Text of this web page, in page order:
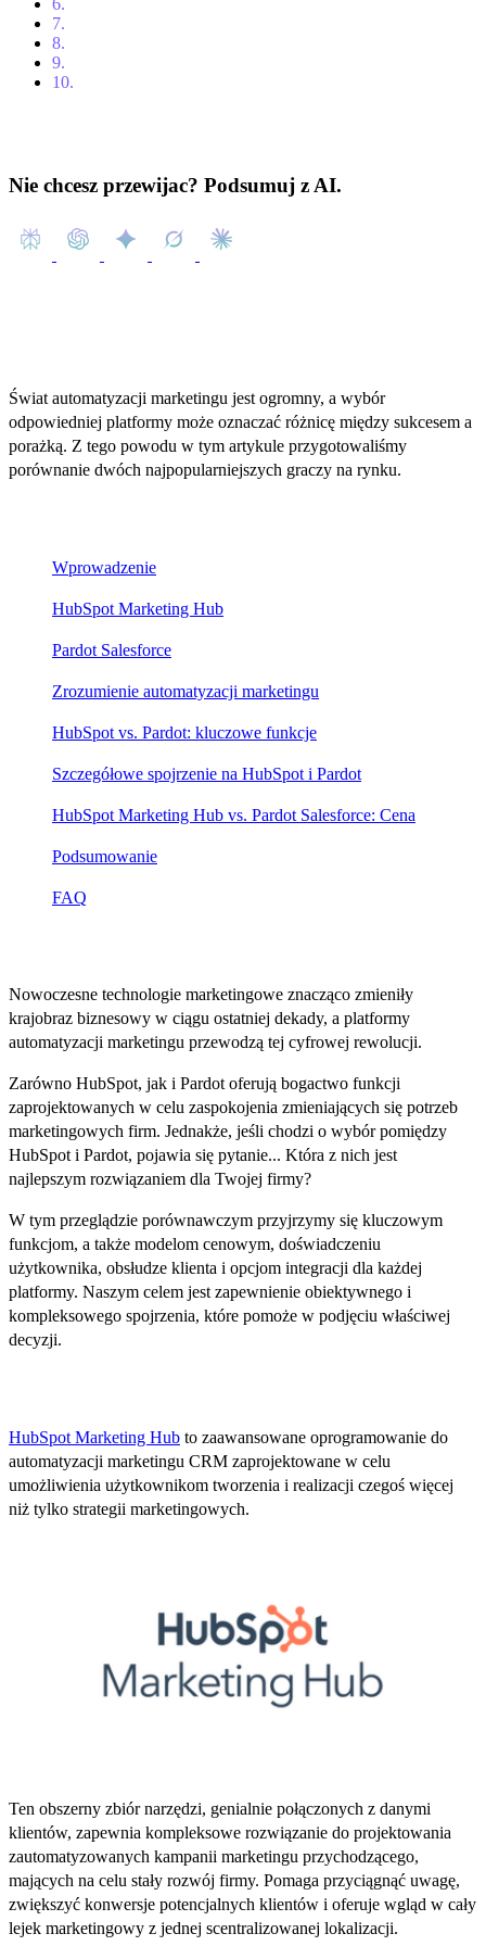
7.
8.
9.
10.
Nie chcesz przewijac? Podsumuj z AI.
Świat automatyzacji marketingu jest ogromny, a wybór
odpowiedniej platformy może oznaczać różnicę między sukcesem a
porażką. Z tego powodu w tym artykule przygotowaliśmy
porównanie dwóch najpopularniejszych graczy na rynku.
Wprowadzenie
HubSpot Marketing Hub
Pardot Salesforce
Zrozumienie automatyzacji marketingu
HubSpot vs. Pardot: kluczowe funkcje
Szczegółowe spojrzenie na HubSpot i Pardot
HubSpot Marketing Hub vs. Pardot Salesforce: Cena
Podsumowanie
FAQ
Nowoczesne technologie marketingowe znacząco zmieniły
krajobraz biznesowy w ciągu ostatniej dekady, a platformy
automatyzacji marketingu przewodzą tej cyfrowej rewolucji.
Zarówno HubSpot, jak i Pardot oferują bogactwo funkcji
zaprojektowanych w celu zaspokojenia zmieniających się potrzeb
marketingowych firm. Jednakże, jeśli chodzi o wybór pomiędzy
HubSpot i Pardot, pojawia się pytanie... Która z nich jest
najlepszym rozwiązaniem dla Twojej firmy?
W tym przeglądzie porównawczym przyjrzymy się kluczowym
funkcjom, a także modelom cenowym, doświadczeniu
użytkownika, obsłudze klienta i opcjom integracji dla każdej
platformy. Naszym celem jest zapewnienie obiektywnego i
kompleksowego spojrzenia, które pomoże w podjęciu właściwej
decyzji.
HubSpot Marketing Hub to zaawansowane oprogramowanie do
automatyzacji marketingu CRM zaprojektowane w celu
umożliwienia użytkownikom tworzenia i realizacji czegoś więcej
niż tylko strategii marketingowych.
Ten obszerny zbiór narzędzi, genialnie połączonych z danymi
klientów, zapewnia kompleksowe rozwiązanie do projektowania
zautomatyzowanych kampanii marketingu przychodzącego,
mających na celu stały rozwój firmy. Pomaga przyciągnąć uwagę,
zwiększyć konwersje potencjalnych klientów i oferuje wgląd w cały
lejek marketingowy z jednej scentralizowanej lokalizacji.